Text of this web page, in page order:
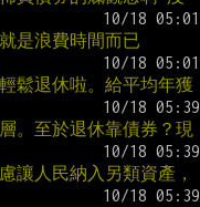
是浪費時間而已
鬆退休啦。給平均年獲
。至於退休靠債券？現
讓人民納入另類資產，